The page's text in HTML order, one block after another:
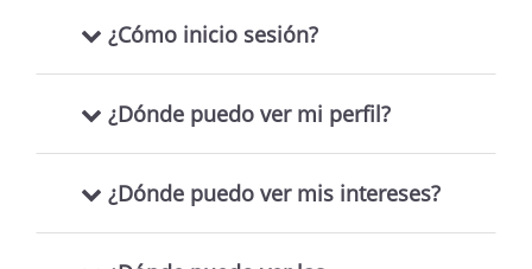
¿Cómo inicio sesión?
¿Dónde puedo ver mi perfil?
¿Dónde puedo ver mis intereses?